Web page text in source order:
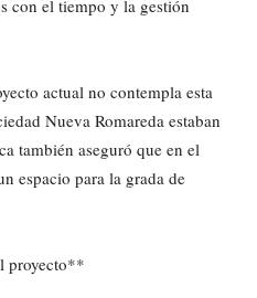
con el tiempo y la gestión
actual no contempla esta
Nueva Romareda estaban
también aseguró que en el
espacio para la grada de
proyecto**